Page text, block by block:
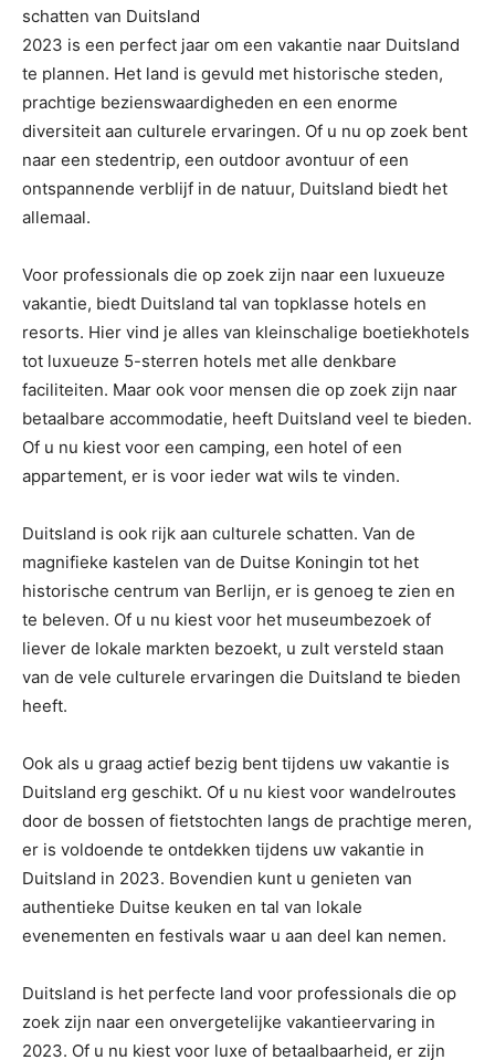
schatten van Duitsland
2023 is een perfect jaar om een vakantie naar Duitsland
te plannen. Het land is gevuld met historische steden,
prachtige bezienswaardigheden en een enorme
diversiteit aan culturele ervaringen. Of u nu op zoek bent
naar een stedentrip, een outdoor avontuur of een
ontspannende verblijf in de natuur, Duitsland biedt het
allemaal.
Voor professionals die op zoek zijn naar een luxueuze
vakantie, biedt Duitsland tal van topklasse hotels en
resorts. Hier vind je alles van kleinschalige boetiekhotels
tot luxueuze 5-sterren hotels met alle denkbare
faciliteiten. Maar ook voor mensen die op zoek zijn naar
betaalbare accommodatie, heeft Duitsland veel te bieden.
Of u nu kiest voor een camping, een hotel of een
appartement, er is voor ieder wat wils te vinden.
Duitsland is ook rijk aan culturele schatten. Van de
magnifieke kastelen van de Duitse Koningin tot het
historische centrum van Berlijn, er is genoeg te zien en
te beleven. Of u nu kiest voor het museumbezoek of
liever de lokale markten bezoekt, u zult versteld staan
van de vele culturele ervaringen die Duitsland te bieden
heeft.
Ook als u graag actief bezig bent tijdens uw vakantie is
Duitsland erg geschikt. Of u nu kiest voor wandelroutes
door de bossen of fietstochten langs de prachtige meren,
er is voldoende te ontdekken tijdens uw vakantie in
Duitsland in 2023. Bovendien kunt u genieten van
authentieke Duitse keuken en tal van lokale
evenementen en festivals waar u aan deel kan nemen.
Duitsland is het perfecte land voor professionals die op
zoek zijn naar een onvergetelijke vakantieervaring in
2023. Of u nu kiest voor luxe of betaalbaarheid, er zijn